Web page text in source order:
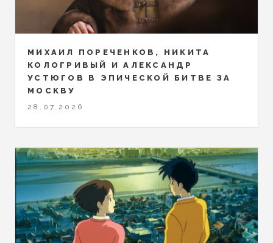
МИХАИЛ ПОРЕЧЕНКОВ, НИКИТА
КОЛОГРИВЫЙ И АЛЕКСАНДР
УСТЮГОВ В ЭПИЧЕСКОЙ БИТВЕ ЗА
МОСКВУ
28.07.2026